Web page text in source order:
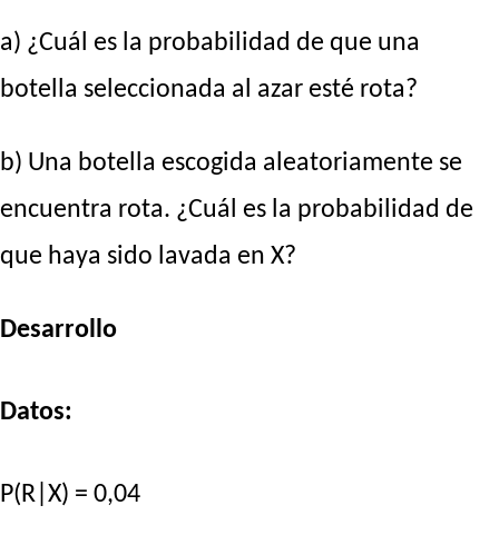
a) ¿Cuál es la probabilidad de que una
botella seleccionada al azar esté rota?
b) Una botella escogida aleatoriamente se
encuentra rota. ¿Cuál es la probabilidad de
que haya sido lavada en X?
Desarrollo
Datos:
P(R|X) = 0,04